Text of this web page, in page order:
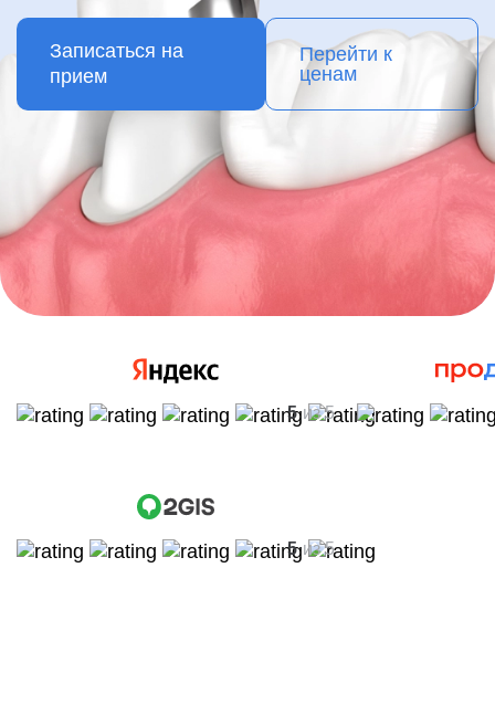
Записаться на
прием
Перейти к
ценам
5 из 5
5 из 5